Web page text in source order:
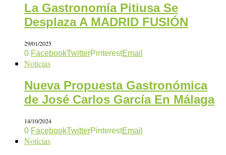
La Gastronomía Pitiusa Se
Desplaza A MADRID FUSIÓN
29/01/2025
0 FacebookTwitterPinterestEmail
Noticias
Nueva Propuesta Gastronómica
de José Carlos García En Málaga
14/10/2024
0 FacebookTwitterPinterestEmail
Noticias